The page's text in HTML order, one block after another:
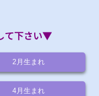
て下さい▼
2 月生まれ
4月生まれ